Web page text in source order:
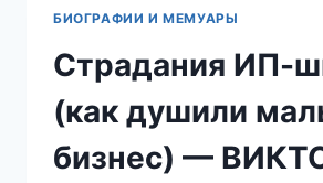
БИОГРАФИИ И МЕМУАРЫ
Страдания ИП-
(как душили
бизнес) —